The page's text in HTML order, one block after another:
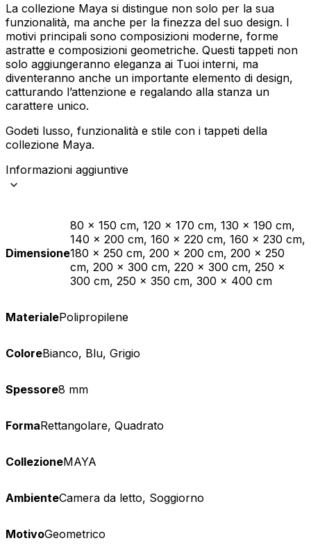
La collezione Maya si distingue non solo per la sua
funzionalità, ma anche per la finezza del suo design. I
motivi principali sono composizioni moderne, forme
astratte e composizioni geometriche. Questi tappeti non
solo aggiungeranno eleganza ai Tuoi interni, ma
diventeranno anche un importante elemento di design,
catturando l’attenzione e regalando alla stanza un
carattere unico.
Godeti lusso, funzionalità e stile con i tappeti della
collezione Maya.
Informazioni aggiuntive
Dimensione
80 x 150 cm, 120 x 170 cm, 130 x 190 cm,
140 x 200 cm, 160 x 220 cm, 160 x 230 cm,
180 x 250 cm, 200 x 200 cm, 200 x 250
cm, 200 x 300 cm, 220 x 300 cm, 250 x
300 cm, 250 x 350 cm, 300 x 400 cm
MaterialePolipropilene
ColoreBianco, Blu, Grigio
Spessore8 mm
FormaRettangolare, Quadrato
CollezioneMAYA
AmbienteCamera da letto, Soggiorno
MotivoGeometrico